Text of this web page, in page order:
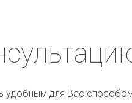
удобным для Вас